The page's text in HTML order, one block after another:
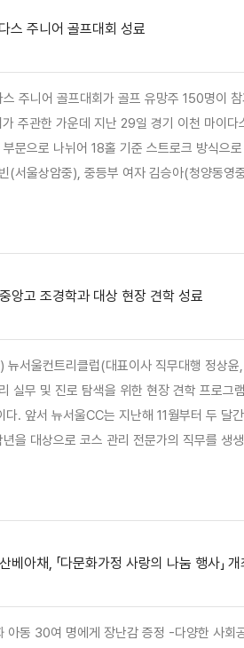
스 주니어 골프대회 성료
스 주니어 골프대회가 골프 유망주 150명이
가 주관한 가운데 지난 29일 경기 이천 마이
문으로 나뉘어 18홀 기준 스트로크 방식으
(서울상암중), 중등부 여자 김승아(청양동
앙고 조경학과 대상 현장 견학 성료
뉴서울컨트리클럽(대표이사 직무대행 정상
로 탐색을 위한 현장 견학 프로그램을 성황리에 마쳤다고 밝혔다. 이번 견
다. 앞서 뉴서울CC는 지난해 11월부터 두
대상으로 코스 관리 전문가의 직무를 생생하게
베아채, 「다문화가정 사랑의 나눔 행사」 개
아동 30여 명에게 장난감 증정 -다양한 사회